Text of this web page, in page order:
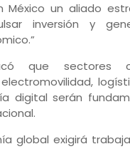
México un aliado
inversión y
que sectores
digital serán
global exigirá